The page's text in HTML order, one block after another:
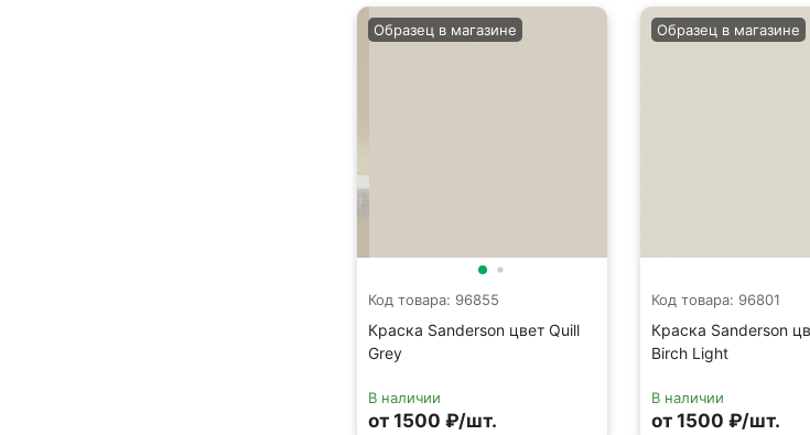
Код товара: 96855
Краска Sanderson цвет Quill
Grey
Образец в магазине
В наличии
от 1500 ₽/шт.
Код товара: 96801
Краска Sanderson
Birch Light
Образец в магазине
В наличии
от 1500 ₽/шт.